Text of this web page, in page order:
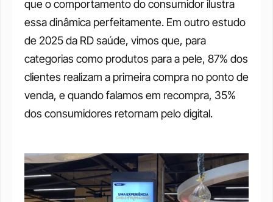
que o comportamento do consumidor ilustra
essa dinâmica perfeitamente. Em outro estudo
de 2025 da RD saúde, vimos que, para
categorias como produtos para a pele, 87% dos
clientes realizam a primeira compra no ponto de
venda, e quando falamos em recompra, 35%
dos consumidores retornam pelo digital.